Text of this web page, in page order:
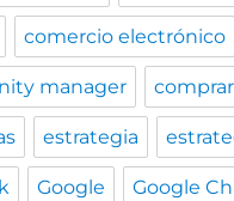
comercio electrónico
manager comprar
estrategia
Google Google